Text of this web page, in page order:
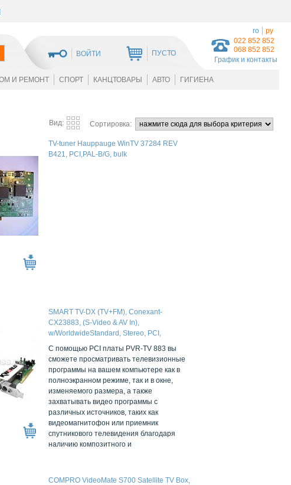
022 852 852
068 852 852
График и контакты
ВОЙТИ ПУСТО
ro ру
И РЕМОНТ СПОРТ КАНЦТОВАРЫ АВТО ГИГИЕНА
Вид: Сортировка:
TV-tuner Hauppauge WinTV 37284 REV
B421, PCI,PAL-B/G, bulk
SMART TV-DX (TV+FM), Conexant-
CX23883, (S-Video & AV In),
w/WorldwideStandard, Stereo, PCI,
w/Remote Control
C помощью PCI платы PVR-TV 883 вы
сможете просматривать телевизионные
программы на вашем компьютере как в
полноэкранном режиме, так и в окне,
изменяемого размера, а также
захватывать видео программы с
различных источников, таких как
видеомагнитофон или приемник
спутникового телевидения благодаря
наличию композитного и
COMPRO VideoMate S700 Satellite TV Box,